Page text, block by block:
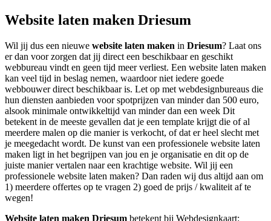
Website laten maken Driesum
Wil jij dus een nieuwe website laten maken in Driesum? Laat ons
er dan voor zorgen dat jij direct een beschikbaar en geschikt
webbureau vindt en geen tijd meer verliest. Een website laten maken
kan veel tijd in beslag nemen, waardoor niet iedere goede
webbouwer direct beschikbaar is. Let op met webdesignbureaus die
hun diensten aanbieden voor spotprijzen van minder dan 500 euro,
alsook minimale ontwikkeltijd van minder dan een week Dit
betekent in de meeste gevallen dat je een template krijgt die of al
meerdere malen op die manier is verkocht, of dat er heel slecht met
je meegedacht wordt. De kunst van een professionele website laten
maken ligt in het begrijpen van jou en je organisatie en dit op de
juiste manier vertalen naar een krachtige website. Wil jij een
professionele website laten maken? Dan raden wij dus altijd aan om
1) meerdere offertes op te vragen 2) goed de prijs / kwaliteit af te
wegen!
Website laten maken Driesum betekent bij Webdesignkaart: